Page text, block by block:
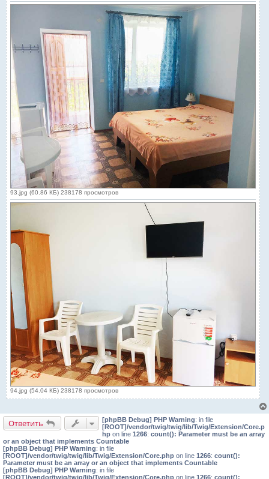
93.jpg (60.86 КБ) 238178 просмотров
94.jpg (54.04 КБ) 238178 просмотров
Ответить [phpBB Debug] PHP Warning: in file
[ROOT]/vendor/twig/twig/lib/Twig/Extension/Core.p
hp on line 1266: count(): Parameter must be an array
or an object that implements Countable
[phpBB Debug] PHP Warning: in file
[ROOT]/vendor/twig/twig/lib/Twig/Extension/Core.php on line 1266: count():
Parameter must be an array or an object that implements Countable
[phpBB Debug] PHP Warning: in file
[ROOT]/vendor/twig/twig/lib/Twig/Extension/Core.php on line 1266: count():